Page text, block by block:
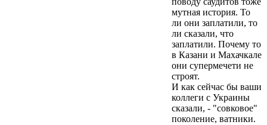
мутная история. То
ли они заплатили, то
ли сказали, что
заплатили. Почему то
в Казани и Махачкале
они супермечети не
строят.
И как сейчас бы ваши
коллеги с Украины
сказали, - "совковое"
поколение, ватники.